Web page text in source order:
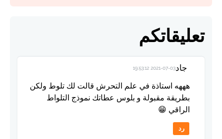
تعليقاتكم
جاد2021-07-03 19:53:12
هههه استاذة في علم التحرش قالت لك تلوط ولكن
بطريقة مقبولة و بلوس عطاتك نموذج التلواط
الراقي 😁
رد